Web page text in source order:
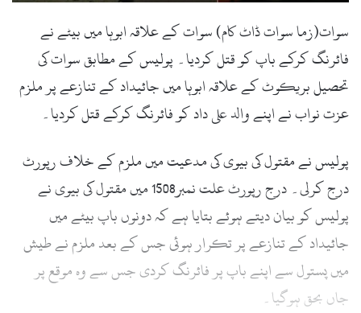
سوات(زما سوات ڈاٹ کام) سوات کے علاقہ ابوہا میں بیٹے نے
فائرنگ کرکے باپ کو قتل کردیا۔ پولیس کے مطابق سوات کی
تحصیل بریکوٹ کے علاقہ ابوہا میں جائیداد کے تنازعے پر ملزم
عزت نواب نے اپنے والد علی داد کو فائرنگ کرکے قتل کردیا۔
پولیس نے مقتول کی بیوی کی مدعیت میں ملزم کے خلاف رپورٹ
درج کرلی۔ درج رپورٹ علت نمبر1508 میں مقتول کی بیوی نے
پولیس کو بیان دیتے ہوئے بتایا ہے کہ دونوں باپ بیٹے میں
جائیداد کے تنازعے پر تکرار ہوئی جس کے بعد ملزم نے طیش
میں پستول سے اپنے باپ پر فائرنگ کردی جس سے وہ موقع پر
جاں بحق ہوگیا۔